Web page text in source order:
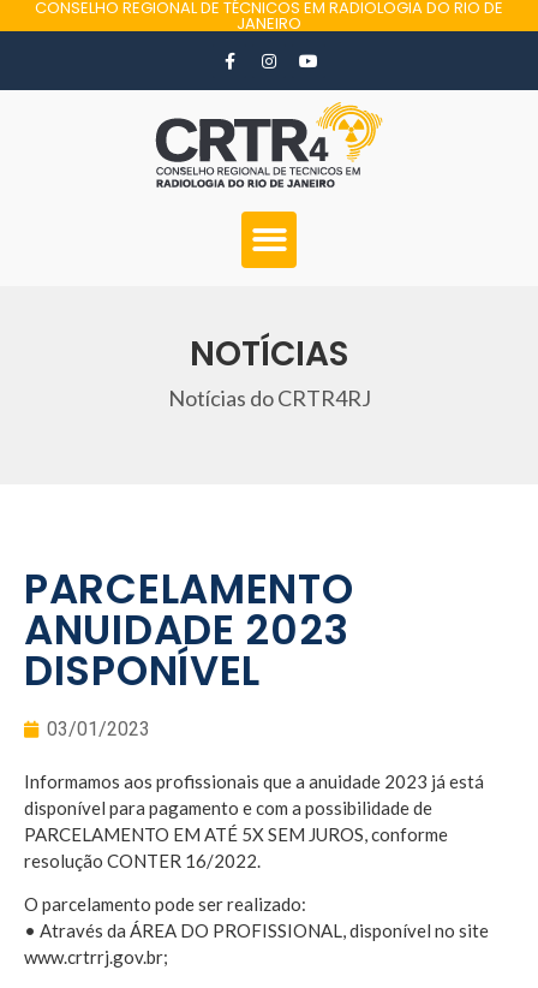
CONSELHO REGIONAL DE TÉCNICOS EM RADIOLOGIA DO RIO DE
JANEIRO
NOTÍCIAS
Notícias do CRTR4RJ
PARCELAMENTO
ANUIDADE 2023
DISPONÍVEL
03/01/2023
Informamos aos profissionais que a anuidade 2023 já está
disponível para pagamento e com a possibilidade de
PARCELAMENTO EM ATÉ 5X SEM JUROS, conforme
resolução CONTER 16/2022.
O parcelamento pode ser realizado:
• Através da ÁREA DO PROFISSIONAL, disponível no site
www.crtrrj.gov.br;